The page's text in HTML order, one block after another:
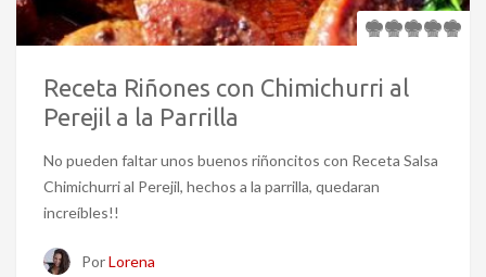
Receta Riñones con Chimichurri al
Perejil a la Parrilla
No pueden faltar unos buenos riñoncitos con Receta Salsa
Chimichurri al Perejil, hechos a la parrilla, quedaran
increíbles!!
PorLorena